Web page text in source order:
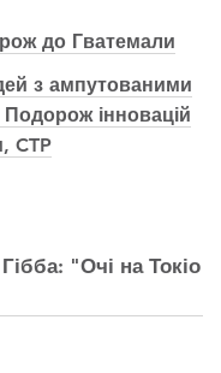
до Гватемали
з ампутованими
Подорож інновацій
CTP
"Очі на Токіо